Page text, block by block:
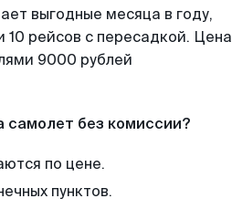
выгодные месяца в году,
рейсов с пересадкой. Цена
9000 рублей
самолет без комиссии?
по цене.
пунктов.